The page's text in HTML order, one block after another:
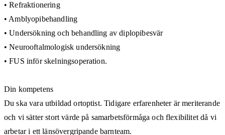
• Refraktionering
• Amblyopibehandling
• Undersökning och behandling av diplopibesvär
• Neurooftalmologisk undersökning
• FUS inför skelningsoperation.
Din kompetens
Du ska vara utbildad ortoptist. Tidigare erfarenheter är meriterande
och vi sätter stort värde på samarbetsförmåga och flexibilitet då vi
arbetar i ett länsövergripande barnteam.